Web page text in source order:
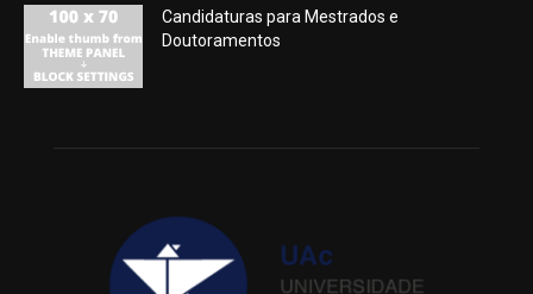
Candidaturas para Mestrados e
Doutoramentos